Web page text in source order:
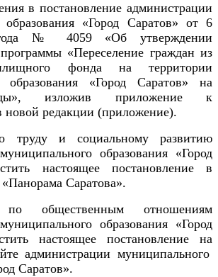
в постановление администрации
образования «Город Саратов» от 6
№ 4059 «Об утверждении
«Переселение граждан из
фонда на территории
образования «Город Саратов» на
изложив приложение к
новой редакции (приложение).
труду и социальному развитию
образования «Город
настоящее постановление в
Саратова».
по общественным отношениям
образования «Город
настоящее постановление на
администрации муниципального
Саратов».